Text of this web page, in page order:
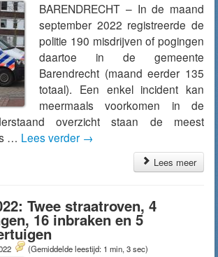
BARENDRECHT – In de maand
september 2022 registreerde de
politie 190 misdrijven of pogingen
daartoe in de gemeente
Barendrecht (maand eerder 135
totaal). Een enkel incident kan
meermaals voorkomen in de
overzicht staan de meest
… Lees verder →
Lees meer
Twee straatroven, 4
16 inbraken en 5
(Gemiddelde leestijd: 1 min, 3 sec)